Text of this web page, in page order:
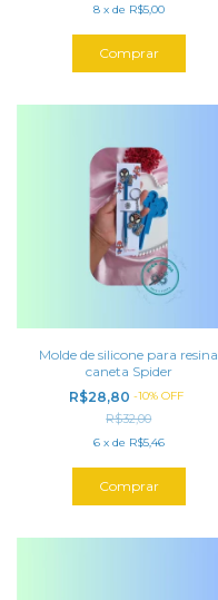
8 x de R$5,00
Molde de silicone para resina
caneta Spider
R$28,80-10%OFF
R$32,00
6 x de R$5,46